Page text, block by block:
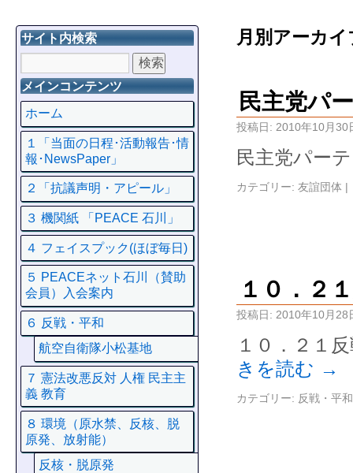
月別アーカ
民主党パ
投稿日: 2010年10月30
民主党パー
カテゴリー: 友誼団体 |
１０．２
投稿日: 2010年10月28
１０．２１
きを読む →
カテゴリー: 反戦・平和
サイト内検索
メインコンテンツ
ホーム
１「当面の日程･活動報告･情
報･NewsPaper」
２「抗議声明・アピール」
３ 機関紙 「PEACE 石川」
４ フェイスプック(ほぼ毎日)
５ PEACEネット石川（賛助
会員）入会案内
６ 反戦・平和
航空自衛隊小松基地
７ 憲法改悪反対 人権 民主主
義 教育
８ 環境（原水禁、反核、脱
原発、放射能）
反核・脱原発